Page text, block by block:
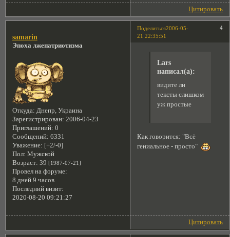
Цитировать
Поделиться 4
2006-05-
21 22:35:51
samarin
Эпоха лжепатриотизма
Откуда: Днепр, Украина
Зарегистрирован: 2006-04-23
Приглашений: 0
Сообщений: 6331
Уважение: [+2/-0]
Пол: Мужской
Возраст: 39 [1987-07-21]
Провел на форуме:
8 дней 9 часов
Последний визит:
2020-08-20 09:21:27
Lars
написал(а):
видите ли
тексты слишком
уж простые
Как говорится: "Всё
гениальное - просто"
Цитировать